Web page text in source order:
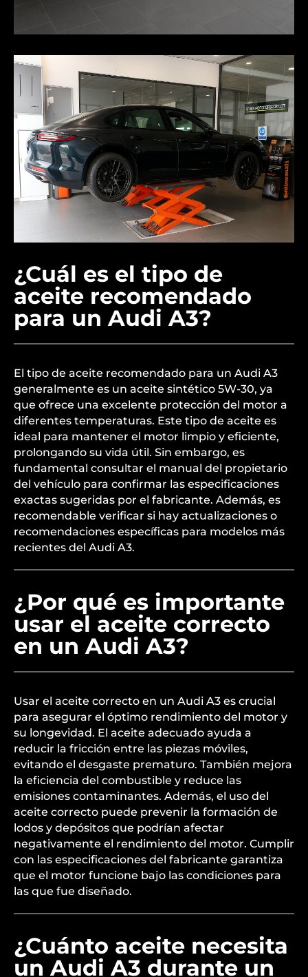
¿Cuál es el tipo de
aceite recomendado
para un Audi A3?
El tipo de aceite recomendado para un Audi A3
generalmente es un aceite sintético 5W-30, ya
que ofrece una excelente protección del motor a
diferentes temperaturas. Este tipo de aceite es
ideal para mantener el motor limpio y eficiente,
prolongando su vida útil. Sin embargo, es
fundamental consultar el manual del propietario
del vehículo para confirmar las especificaciones
exactas sugeridas por el fabricante. Además, es
recomendable verificar si hay actualizaciones o
recomendaciones específicas para modelos más
recientes del Audi A3.
¿Por qué es importante
usar el aceite correcto
en un Audi A3?
Usar el aceite correcto en un Audi A3 es crucial
para asegurar el óptimo rendimiento del motor y
su longevidad. El aceite adecuado ayuda a
reducir la fricción entre las piezas móviles,
evitando el desgaste prematuro. También mejora
la eficiencia del combustible y reduce las
emisiones contaminantes. Además, el uso del
aceite correcto puede prevenir la formación de
lodos y depósitos que podrían afectar
negativamente el rendimiento del motor. Cumplir
con las especificaciones del fabricante garantiza
que el motor funcione bajo las condiciones para
las que fue diseñado.
¿Cuánto aceite necesita
un Audi A3 durante un